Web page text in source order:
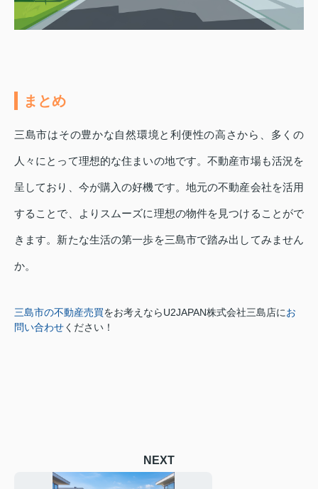
まとめ
三島市はその豊かな自然環境と利便性の高さから、多くの
人々にとって理想的な住まいの地です。不動産市場も活況を
呈しており、今が購入の好機です。地元の不動産会社を活用
することで、よりスムーズに理想の物件を見つけることがで
きます。新たな生活の第一歩を三島市で踏み出してみません
か。
三島市の不動産売買をお考えならU2JAPAN株式会社三島店にお
問い合わせください！
NEXT